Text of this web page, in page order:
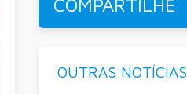
OUTRAS NOTÍCIAS